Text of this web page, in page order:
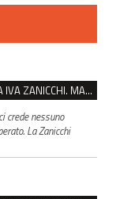
VENTASSO, SÌ ALLA CITTADINANZA ONORARIA A IVA ZANICCHI. MA BARGIACCHI: “È DI PESSIMO GUSTO”
crede nessuno
La Zanicchi